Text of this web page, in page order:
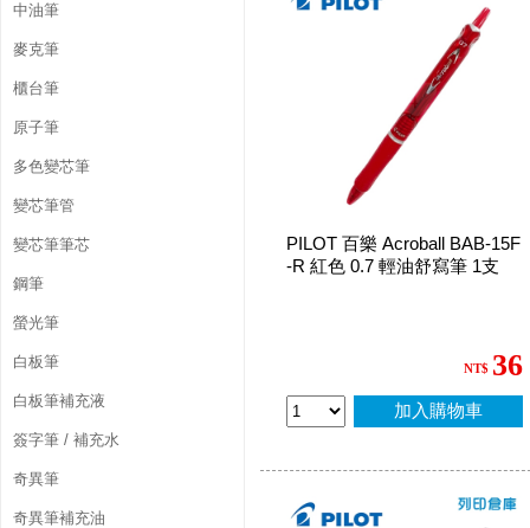
中油筆
麥克筆
櫃台筆
原子筆
多色變芯筆
變芯筆管
變芯筆筆芯
鋼筆
螢光筆
白板筆
白板筆補充液
簽字筆 / 補充水
奇異筆
奇異筆補充油
PILOT 百樂 Acroball BAB-15F
-R 紅色 0.7 輕油舒寫筆 1支
NT$ 36
加入購物車